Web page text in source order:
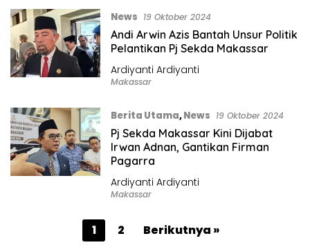
News 19 Oktober 2024
Andi Arwin Azis Bantah Unsur Politik
Pelantikan Pj Sekda Makassar
Ardiyanti Ardiyanti
Makassar
Berita Utama,News 19 Oktober 2024
Pj Sekda Makassar Kini Dijabat
Irwan Adnan, Gantikan Firman
Pagarra
Ardiyanti Ardiyanti
Makassar
1 2 Berikutnya »